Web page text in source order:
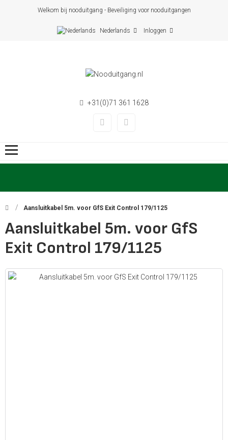
Welkom bij nooduitgang - Beveiliging voor nooduitgangen
Nederlands Inloggen
+31(0)71 361 1628
Aansluitkabel 5m. voor GfS Exit Control 179/1125
Aansluitkabel 5m. voor GfS
Exit Control 179/1125